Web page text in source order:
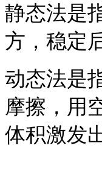
静态法是
方，稳定
动态法是
摩擦，用
体积激发